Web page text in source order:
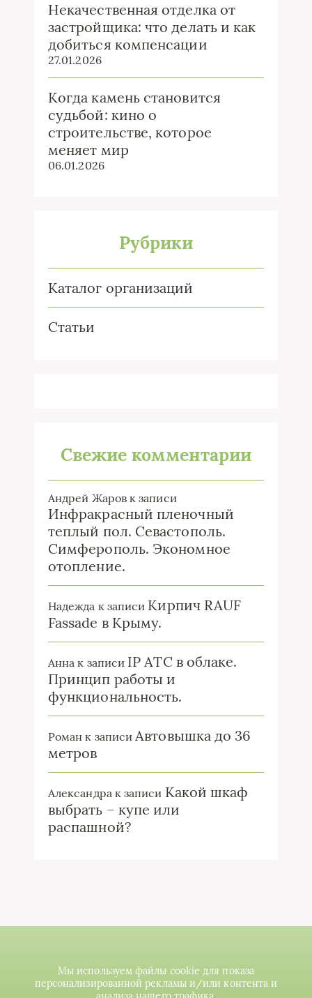
Некачественная отделка от
застройщика: что делать и как
добиться компенсации
27.01.2026
Когда камень становится
судьбой: кино о
строительстве, которое
меняет мир
06.01.2026
Рубрики
Каталог организаций
Статьи
Свежие комментарии
Андрей Жаровк записи
Инфракрасный пленочный
теплый пол. Севастополь.
Симферополь. Экономное
отопление.
Надежда к записи Кирпич RAUF
Fassade в Крыму.
Анна к записи IP ATC в облаке.
Принцип работы и
функциональность.
Роман к записиАвтовышка до 36
метров
Александрак записи Какой шкаф
выбрать – купе или
распашной?
Мы используем файлы cookie для показа
персонализированной рекламы и/или контента и